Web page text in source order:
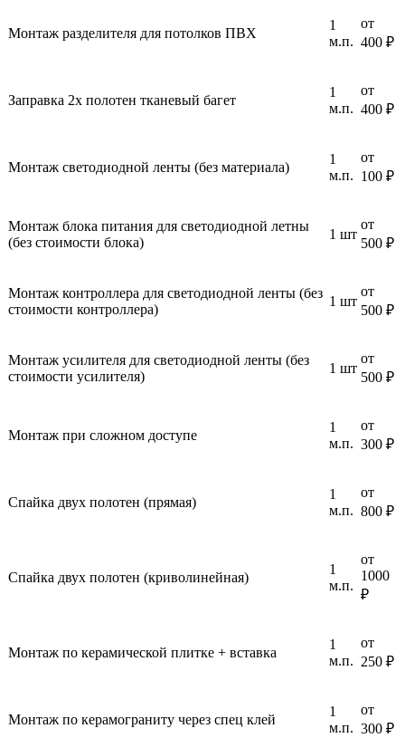
Монтаж разделителя для потолков ПВХ
1
м.п.
от
400 ₽
Заправка 2х полотен тканевый багет
1
м.п.
от
400 ₽
Монтаж светодиодной ленты (без материала)
1
м.п.
от
100 ₽
Монтаж блока питания для светодиодной летны
(без стоимости блока)
1 шт
от
500 ₽
Монтаж контроллера для светодиодной ленты (без
стоимости контроллера)
1 шт
от
500 ₽
Монтаж усилителя для светодиодной ленты (без
стоимости усилителя)
1 шт
от
500 ₽
Монтаж при сложном доступе
1
м.п.
от
300 ₽
Спайка двух полотен (прямая)
1
м.п.
от
800 ₽
Спайка двух полотен (криволинейная)
1
м.п.
от
1000
₽
Монтаж по керамической плитке + вставка
1
м.п.
от
250 ₽
Монтаж по керамограниту через спец клей
1
м.п.
от
300 ₽